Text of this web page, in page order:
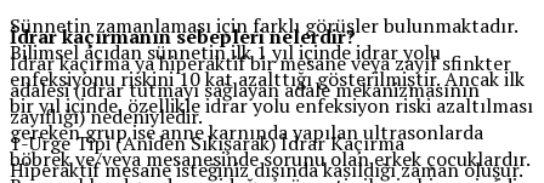
İdrar kaçırmanın sebepleri nelerdir?
İdrar kaçırma ya hiperaktif bir mesane veya zayıf sfinkter
adalesi (idrar tutmayı sağlayan adale mekanizmasının
zayıflığı) nedeniyledir.
1-Urge Tipi (Aniden Sıkışarak) İdrar Kaçırma
Hiperaktif mesane isteğiniz dışında kasıldığı zaman oluşur.
Sünnetin zamanlaması için farklı görüşler bulunmaktadır.
Bilimsel açıdan sünnetin ilk 1 yıl içinde idrar yolu
enfeksiyonu riskini 10 kat azalttığı gösterilmiştir. Ancak ilk
bir yıl içinde, özellikle idrar yolu enfeksiyon riski azaltılması
gereken grup ise anne karnında yapılan ultrasonlarda
böbrek ve/veya mesanesinde sorunu olan erkek çocuklardır.